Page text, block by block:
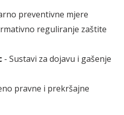
preventivne mjere
reguliranje zaštite
- Sustavi za dojavu i gašenje
pravne i prekršajne